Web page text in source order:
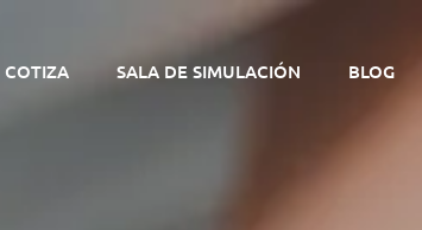
COTIZA SALA DE SIMULACIÓN BLOG